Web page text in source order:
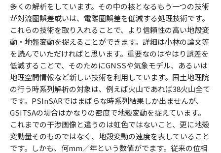
多くの解析をしています。その中の核となるもう一つの技術
が対流圏誤差或いは、電離圏誤差を低減する処理技術です。
これらの技術を取り入れることで、より信頼性の高い地殻変
動・地盤変動を捉えることができます。詳細は小林の論文等
を読んでいただければと思います。重要なのはやはり誤差を
低減することで、そのためにGNSSや気象モデル、あるいは
地理空間情報など新しい技術を利用しています。国土地理院
の行う時系列解析の対象は、例えば火山であれば38火山全て
です。PSInSARではまばらな時系列結果しか出ませんが、
GSITSAの場合はかなりの密度で地殻変動を捉えています。
これまでの干渉画像と違うのは虹色ではないこと、更に地殻
変動量そのものではなく、地殻変動の速度を表していること
です。しかも、何mm／年という数値がでます。従来の位相